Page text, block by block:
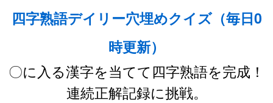
四字熟語デイリー穴埋めクイズ（毎日0
時更新）
〇に入る漢字を当てて四字熟語を完成！
連続正解記録に挑戦。